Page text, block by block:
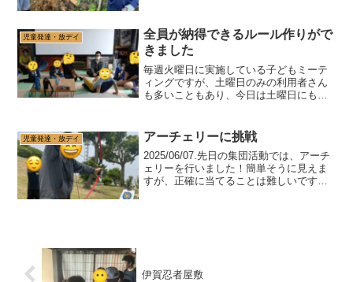
ています🙇‍♀️スタッフの方にレクチャーし
て...
児童発達・放デイ
全員が納得できるルール作りがで
きました
毎週火曜日に実施している子どもミーテ
ィングですが、土曜日のみの利用者さん
も多いこともあり、今日は土曜日にも実
児童発達・放デイ アーチェリーに挑戦
2025/06/07.先日の集団活動では、アーチ
ェリーを行いました！簡単そうに見えま
すが、正確に当てることは難しいです😓
伊賀忍者屋敷